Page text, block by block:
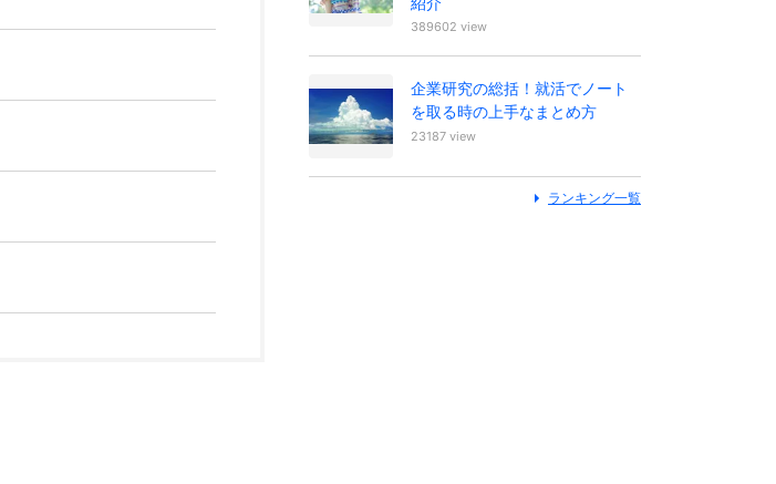
389602 view
企業研究の総括！就活でノート
を取る時の上手なまとめ方
23187 view
ランキング一覧